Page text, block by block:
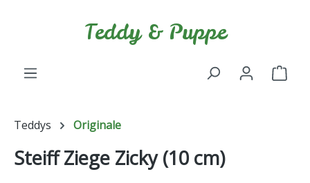
Teddy & Puppe
Teddys Originale
Steiff Ziege Zicky (10 cm)